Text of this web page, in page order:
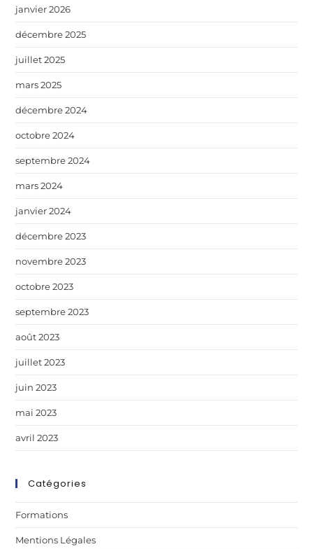
janvier 2026
décembre 2025
juillet 2025
mars 2025
décembre 2024
octobre 2024
septembre 2024
mars 2024
janvier 2024
décembre 2023
novembre 2023
octobre 2023
septembre 2023
août 2023
juillet 2023
juin 2023
mai 2023
avril 2023
Catégories
Formations
Mentions Légales